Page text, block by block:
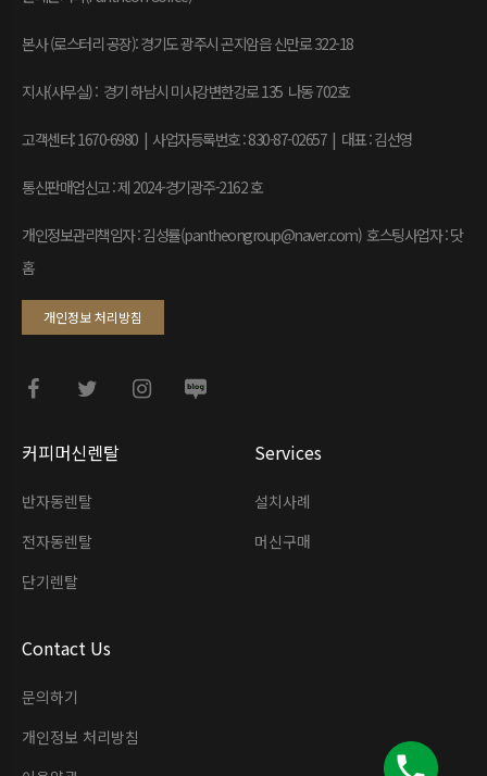
커피머신렌탈
반자동렌탈
전자동렌탈
단기렌탈
Services
설치사례
머신구매
Contact Us
문의하기
개인정보 처리방침
본사 (로스터리 공장): 경기도 광주시 곤지암읍 신만로 322-18
지사(사무실) : 경기 하남시 미사강변한강로 135 나동 702호
고객센터: 1670-6980 | 사업자등록번호 : 830-87-02657 | 대표 : 김선영
통신판매업신고 : 제 2024-경기광주-2162 호
개인정보관리책임자 : 김성률(pantheongroup@naver.com) 호스팅사업자 : 닷
홈
개인정보 처리방침